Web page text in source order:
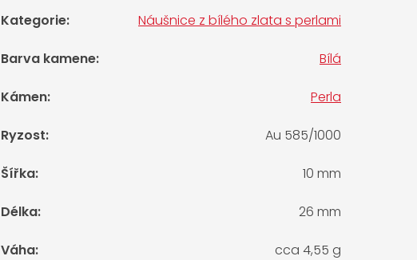
Kategorie: Náušnice z bílého zlata s perlami
Barva kamene: Bílá
Kámen: Perla
Ryzost: Au 585/1000
Šířka: 10 mm
Délka: 26 mm
Váha: cca 4,55 g